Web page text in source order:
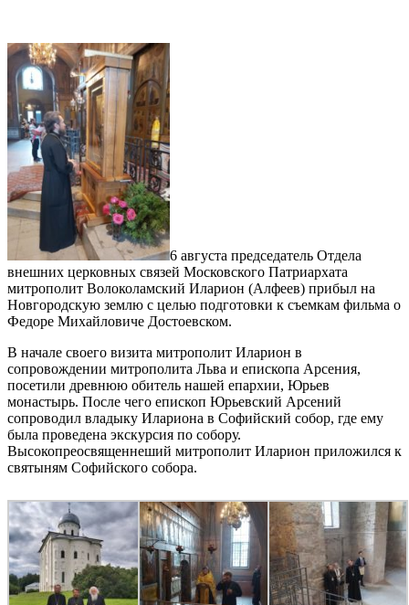
6 августа председатель Отдела
внешних церковных связей Московского Патриархата
митрополит Волоколамский Иларион (Алфеев) прибыл на
Новгородскую землю с целью подготовки к съемкам фильма о
Федоре Михайловиче Достоевском.
В начале своего визита митрополит Иларион в
сопровождении митрополита Льва и епископа Арсения,
посетили древнюю обитель нашей епархии, Юрьев
монастырь. После чего епископ Юрьевский Арсений
сопроводил владыку Илариона в Софийский собор, где ему
была проведена экскурсия по собору.
Высокопреосвященнеший митрополит Иларион приложился к
святыням Софийского собора.